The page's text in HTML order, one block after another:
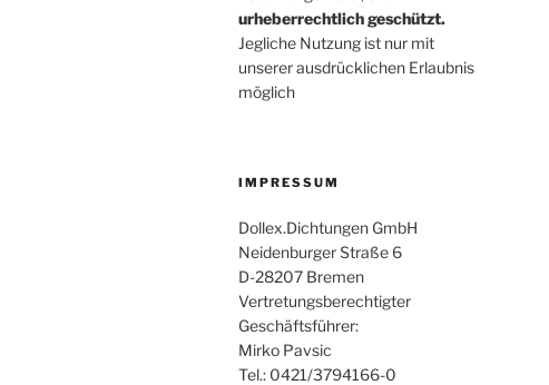
urheberrechtlich geschützt.
Jegliche Nutzung ist nur mit
unserer ausdrücklichen Erlaubnis
möglich
IMPRESSUM
Dollex.Dichtungen GmbH
Neidenburger Straße 6
D-28207 Bremen
Vertretungsberechtigter
Geschäftsführer:
Mirko Pavsic
Tel.: 0421/3794166-0